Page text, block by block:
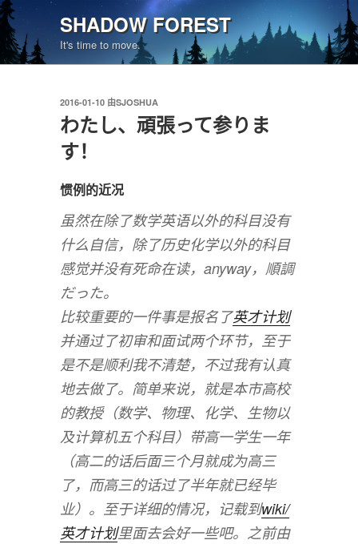
跳
至
内
容
SHADOW FOREST
It's time to move.
发
布
于
2016-01-10由SJOSHUA
わたし、頑張って参りま
す！
惯例的近况
虽然在除了数学英语以外的科目没有
什么自信，除了历史化学以外的科目
感觉并没有死命在读，anyway，順調
だった。
比较重要的一件事是报名了英才计划
并通过了初审和面试两个环节，至于
是不是顺利我不清楚，不过我有认真
地去做了。简单来说，就是本市高校
的教授（数学、物理、化学、生物以
及计算机五个科目）带高一学生一年
（高二的话后面三个月就成为高三
了，而高三的话过了半年就已经毕
业）。至于详细的情况，记载到wiki/
英才计划里面去会好一些吧。之前由